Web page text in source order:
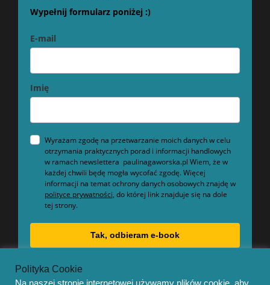
Wypełnij formularz poniżej :)
E-mail
Imię
Wyrażam zgodę na przetwarzanie moich danych w celu
otrzymania praktycznych porad i informacji handlowych
w ramach newslettera paulinagaworska.pl Wiem, że w
każdej chwili będę mogła wycofać zgodę. Więcej
informacji na temat ochrony danych osobowych znajdę w
polityce prywatności, do której link znajduje się na dole
tej strony.
Tak, odbieram e-book
Polityka Cookie